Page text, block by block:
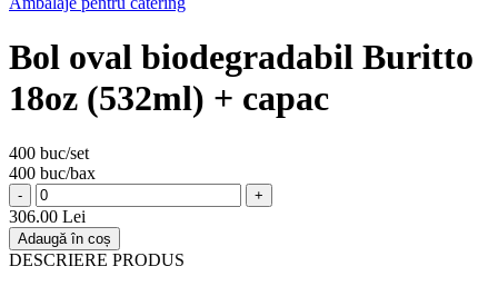
Bol oval biodegradabil Buritto
18oz (532ml) + capac
400 buc/set
400 buc/bax
- +
306.00 Lei
Adaugă în coș
DESCRIERE PRODUS